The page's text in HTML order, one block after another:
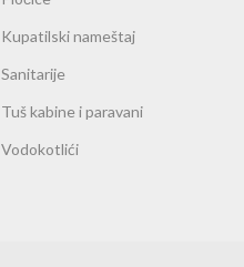
Kupatilski nameštaj
Sanitarije
Tuš kabine i paravani
Vodokotlići